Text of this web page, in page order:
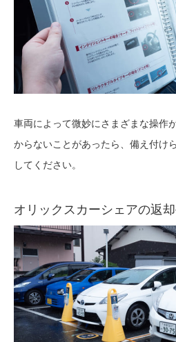
車両によって微妙にさまざまな操作
からないことがあったら、備え付け
してください。
オリックスカーシェアの返